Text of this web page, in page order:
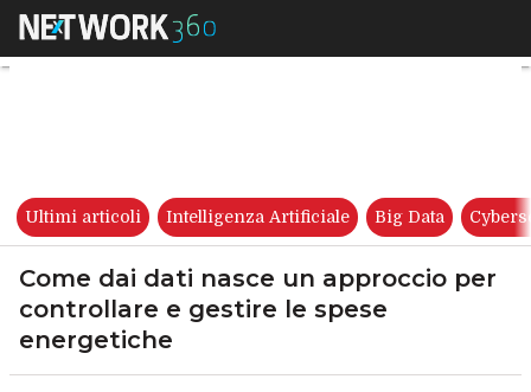
Come dai dati nasce un
Ultimi articoli Intelligenza Artificiale Big Data
Come dai dati nasce un approccio per
controllare e gestire le spese
energetiche